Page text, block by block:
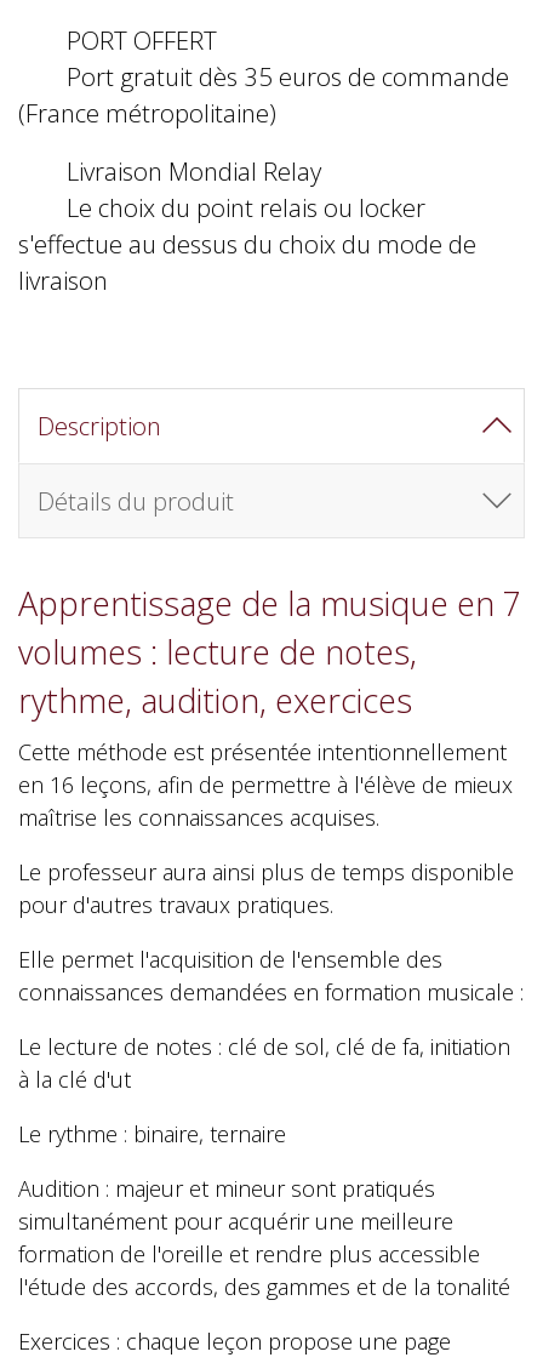
PORT OFFERT
Port gratuit dès 35 euros de commande
(France métropolitaine)
Livraison Mondial Relay
Le choix du point relais ou locker
s'effectue au dessus du choix du mode de
livraison
Description
Détails du produit
Apprentissage de la musique en 7
volumes : lecture de notes,
rythme, audition, exercices
Cette méthode est présentée intentionnellement
en 16 leçons, afin de permettre à l'élève de mieux
maîtrise les connaissances acquises.
Le professeur aura ainsi plus de temps disponible
pour d'autres travaux pratiques.
Elle permet l'acquisition de l'ensemble des
connaissances demandées en formation musicale :
Le lecture de notes : clé de sol, clé de fa, initiation
à la clé d'ut
Le rythme : binaire, ternaire
Audition : majeur et mineur sont pratiqués
simultanément pour acquérir une meilleure
formation de l'oreille et rendre plus accessible
l'étude des accords, des gammes et de la tonalité
Exercices : chaque leçon propose une page